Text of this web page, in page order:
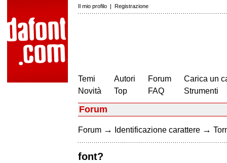
Il mio profilo | Registrazione
Temi
Novità
Autori
Top
Forum
FAQ
Carica un
Strumenti
Forum
Forum → Identificazione carattere →
font?